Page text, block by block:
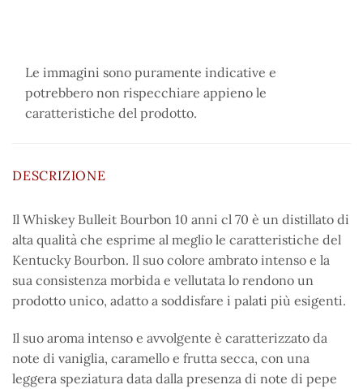
Le immagini sono puramente indicative e
potrebbero non rispecchiare appieno le
caratteristiche del prodotto.
DESCRIZIONE
Il Whiskey Bulleit Bourbon 10 anni cl 70 è un distillato di
alta qualità che esprime al meglio le caratteristiche del
Kentucky Bourbon. Il suo colore ambrato intenso e la
sua consistenza morbida e vellutata lo rendono un
prodotto unico, adatto a soddisfare i palati più esigenti.
Il suo aroma intenso e avvolgente è caratterizzato da
note di vaniglia, caramello e frutta secca, con una
leggera speziatura data dalla presenza di note di pepe